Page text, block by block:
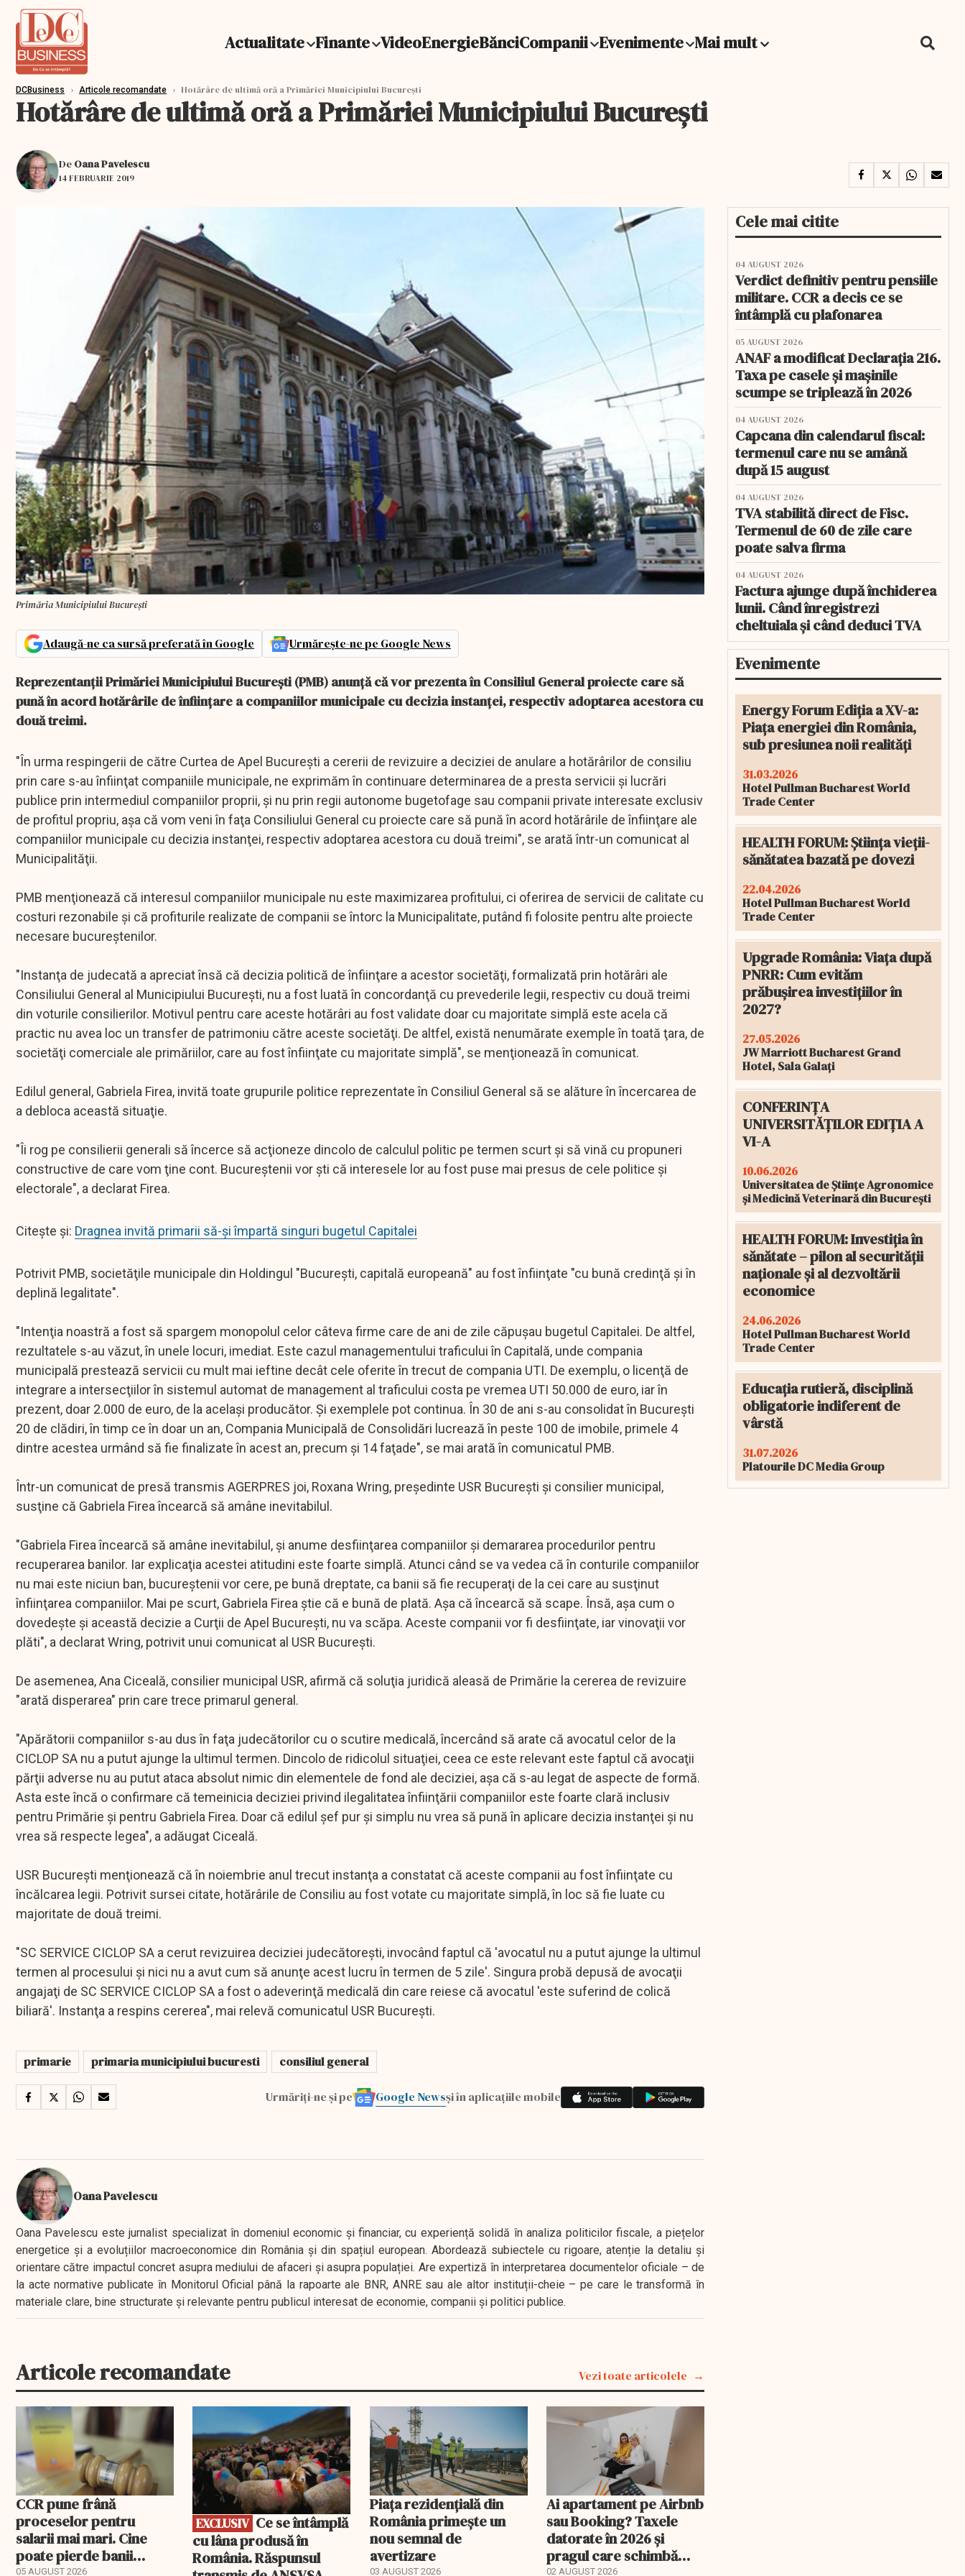
Actualitate Finante VideoEnergieBănciCompanii Evenimente Mai mult
DCBusiness › Articole recomandate › Hotărâre de ultimă oră a Primăriei Municipiului București
Hotărâre de ultimă oră a Primăriei Municipiului București
De Oana Pavelescu
14 FEBRUARIE 2019
Primăria Municipiului București
Adaugă-ne ca sursă preferată în Google Urmărește-ne pe Google News
Reprezentanţii Primăriei Municipiului Bucureşti (PMB) anunţă că vor prezenta în Consiliul General proiecte care să
pună în acord hotărârile de înfiinţare a companiilor municipale cu decizia instanţei, respectiv adoptarea acestora cu
două treimi.
"În urma respingerii de către Curtea de Apel Bucureşti a cererii de revizuire a deciziei de anulare a hotărârilor de consiliu
prin care s-au înfiinţat companiile municipale, ne exprimăm în continuare determinarea de a presta servicii şi lucrări
publice prin intermediul companiilor proprii, şi nu prin regii autonome bugetofage sau companii private interesate exclusiv
de profitul propriu, aşa că vom veni în faţa Consiliului General cu proiecte care să pună în acord hotărârile de înfiinţare ale
companiilor municipale cu decizia instanţei, respectiv adoptarea acestora cu două treimi", se arată într-un comunicat al
Municipalităţii.
PMB menţionează că interesul companiilor municipale nu este maximizarea profitului, ci oferirea de servicii de calitate cu
costuri rezonabile şi că profiturile realizate de companii se întorc la Municipalitate, putând fi folosite pentru alte proiecte
necesare bucureştenilor.
"Instanţa de judecată a apreciat însă că decizia politică de înfiinţare a acestor societăţi, formalizată prin hotărâri ale
Consiliului General al Municipiului Bucureşti, nu a fost luată în concordanţă cu prevederile legii, respectiv cu două treimi
din voturile consilierilor. Motivul pentru care aceste hotărâri au fost validate doar cu majoritate simplă este acela că
practic nu avea loc un transfer de patrimoniu către aceste societăţi. De altfel, există nenumărate exemple în toată ţara, de
societăţi comerciale ale primăriilor, care au fost înfiinţate cu majoritate simplă", se menţionează în comunicat.
Edilul general, Gabriela Firea, invită toate grupurile politice reprezentate în Consiliul General să se alăture în încercarea de
a debloca această situaţie.
"Îi rog pe consilierii generali să încerce să acţioneze dincolo de calculul politic pe termen scurt şi să vină cu propuneri
constructive de care vom ţine cont. Bucureştenii vor şti că interesele lor au fost puse mai presus de cele politice şi
electorale", a declarat Firea.
Citește și: Dragnea invită primarii să-și împartă singuri bugetul Capitalei
Potrivit PMB, societăţile municipale din Holdingul "Bucureşti, capitală europeană" au fost înfiinţate "cu bună credinţă şi în
deplină legalitate".
"Intenţia noastră a fost să spargem monopolul celor câteva firme care de ani de zile căpuşau bugetul Capitalei. De altfel,
rezultatele s-au văzut, în unele locuri, imediat. Este cazul managementului traficului în Capitală, unde compania
municipală prestează servicii cu mult mai ieftine decât cele oferite în trecut de compania UTI. De exemplu, o licenţă de
integrare a intersecţiilor în sistemul automat de management al traficului costa pe vremea UTI 50.000 de euro, iar în
prezent, doar 2.000 de euro, de la acelaşi producător. Şi exemplele pot continua. În 30 de ani s-au consolidat în Bucureşti
20 de clădiri, în timp ce în doar un an, Compania Municipală de Consolidări lucrează în peste 100 de imobile, primele 4
dintre acestea urmând să fie finalizate în acest an, precum şi 14 faţade", se mai arată în comunicatul PMB.
Într-un comunicat de presă transmis AGERPRES joi, Roxana Wring, preşedinte USR Bucureşti şi consilier municipal,
susţine că Gabriela Firea încearcă să amâne inevitabilul.
"Gabriela Firea încearcă să amâne inevitabilul, şi anume desfiinţarea companiilor şi demararea procedurilor pentru
recuperarea banilor. Iar explicaţia acestei atitudini este foarte simplă. Atunci când se va vedea că în conturile companiilor
nu mai este niciun ban, bucureştenii vor cere, pe bună dreptate, ca banii să fie recuperaţi de la cei care au susţinut
înfiinţarea companiilor. Mai pe scurt, Gabriela Firea ştie că e bună de plată. Aşa că încearcă să scape. Însă, aşa cum o
dovedeşte şi această decizie a Curţii de Apel Bucureşti, nu va scăpa. Aceste companii vor fi desfiinţate, iar vinovaţii vor
plăti", a declarat Wring, potrivit unui comunicat al USR Bucureşti.
De asemenea, Ana Ciceală, consilier municipal USR, afirmă că soluţia juridică aleasă de Primărie la cererea de revizuire
"arată disperarea" prin care trece primarul general.
"Apărătorii companiilor s-au dus în faţa judecătorilor cu o scutire medicală, încercând să arate că avocatul celor de la
CICLOP SA nu a putut ajunge la ultimul termen. Dincolo de ridicolul situaţiei, ceea ce este relevant este faptul că avocaţii
părţii adverse nu au putut ataca absolut nimic din elementele de fond ale deciziei, aşa că s-au legat de aspecte de formă.
Asta este încă o confirmare că temeinicia deciziei privind ilegalitatea înfiinţării companiilor este foarte clară inclusiv
pentru Primărie şi pentru Gabriela Firea. Doar că edilul şef pur şi simplu nu vrea să pună în aplicare decizia instanţei şi nu
vrea să respecte legea", a adăugat Ciceală.
USR Bucureşti menţionează că în noiembrie anul trecut instanţa a constatat că aceste companii au fost înfiinţate cu
încălcarea legii. Potrivit sursei citate, hotărârile de Consiliu au fost votate cu majoritate simplă, în loc să fie luate cu
majoritate de două treimi.
"SC SERVICE CICLOP SA a cerut revizuirea deciziei judecătoreşti, invocând faptul că 'avocatul nu a putut ajunge la ultimul
termen al procesului şi nici nu a avut cum să anunţe acest lucru în termen de 5 zile'. Singura probă depusă de avocaţii
angajaţi de SC SERVICE CICLOP SA a fost o adeverinţă medicală din care reiese că avocatul 'este suferind de colică
biliară'. Instanţa a respins cererea", mai relevă comunicatul USR Bucureşti.
primarie primaria municipiului bucuresti consiliul general
Urmăriți-ne și pe Google Newsși în aplicațiile mobile
Oana Pavelescu
Oana Pavelescu este jurnalist specializat în domeniul economic și financiar, cu experiență solidă în analiza politicilor fiscale, a piețelor
energetice și a evoluțiilor macroeconomice din România și din spațiul european. Abordează subiectele cu rigoare, atenție la detaliu și
orientare către impactul concret asupra mediului de afaceri și asupra populației. Are expertiză în interpretarea documentelor oficiale – de
la acte normative publicate în Monitorul Oficial până la rapoarte ale BNR, ANRE sau ale altor instituții-cheie – pe care le transformă în
materiale clare, bine structurate și relevante pentru publicul interesat de economie, companii și politici publice.
Articole recomandate Vezi toate articolele
CCR pune frână
proceselor pentru
salarii mai mari. Cine
poate pierde banii
05 AUGUST 2026
EXCLUSIV
EXCLUSIV
cu lâna produsă în
România. Răspunsul
Piața rezidențială din
România primește un
nou semnal de
avertizare
03 AUGUST 2026
Ai apartament pe Airbnb
sau Booking? Taxele
datorate în 2026 și
pragul care schimbă
02 AUGUST 2026
Cele mai citite
04 AUGUST 2026
Verdict definitiv pentru pensiile
militare. CCR a decis ce se
întâmplă cu plafonarea
05 AUGUST 2026
ANAF a modificat Declarația 216.
Taxa pe casele și mașinile
scumpe se triplează în 2026
04 AUGUST 2026
Capcana din calendarul fiscal:
termenul care nu se amână
după 15 august
04 AUGUST 2026
TVA stabilită direct de Fisc.
Termenul de 60 de zile care
poate salva firma
04 AUGUST 2026
Factura ajunge după închiderea
lunii. Când înregistrezi
cheltuiala și când deduci TVA
Evenimente
Energy Forum Ediția a XV-a:
Piața energiei din România,
sub presiunea noii realități
31.03.2026
Hotel Pullman Bucharest World
Trade Center
HEALTH FORUM: Știința vieții-
sănătatea bazată pe dovezi
22.04.2026
Hotel Pullman Bucharest World
Trade Center
Upgrade România: Viața după
PNRR: Cum evităm
prăbușirea investițiilor în
2027?
27.05.2026
JW Marriott Bucharest Grand
Hotel, Sala Galați
CONFERINȚA
UNIVERSITĂȚILOR EDIȚIA A
VI-A
10.06.2026
Universitatea de Științe Agronomice
și Medicină Veterinară din București
HEALTH FORUM: Investiția în
sănătate – pilon al securității
naționale și al dezvoltării
economice
24.06.2026
Hotel Pullman Bucharest World
Trade Center
Educația rutieră, disciplină
obligatorie indiferent de
vârstă
31.07.2026
Platourile DC Media Group